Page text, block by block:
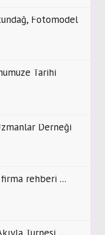
Fotomodel
Tarihi
Derneği
firma rehberi ...